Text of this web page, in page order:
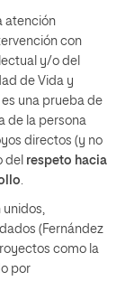
atención
con
y/o del
de Vida y
es una prueba de
de la persona
directos (y no
del respeto hacia
.
unidos,
(Fernández
como la
por